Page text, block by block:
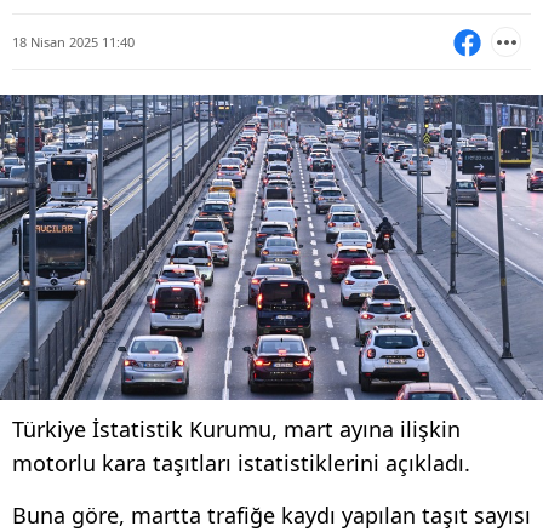
18 Nisan 2025 11:40
Türkiye İstatistik Kurumu, mart ayına ilişkin
motorlu kara taşıtları istatistiklerini açıkladı.
Buna göre, martta trafiğe kaydı yapılan taşıt sayısı